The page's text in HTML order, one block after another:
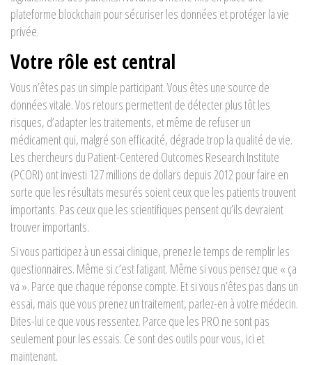
plateforme blockchain pour sécuriser les données et protéger la vie
privée.
Votre rôle est central
Vous n’êtes pas un simple participant. Vous êtes une source de
données vitale. Vos retours permettent de détecter plus tôt les
risques, d’adapter les traitements, et même de refuser un
médicament qui, malgré son efficacité, dégrade trop la qualité de vie.
Les chercheurs du Patient-Centered Outcomes Research Institute
(PCORI) ont investi 127 millions de dollars depuis 2012 pour faire en
sorte que les résultats mesurés soient ceux que les patients trouvent
importants. Pas ceux que les scientifiques pensent qu’ils devraient
trouver importants.
Si vous participez à un essai clinique, prenez le temps de remplir les
questionnaires. Même si c’est fatigant. Même si vous pensez que « ça
va ». Parce que chaque réponse compte. Et si vous n’êtes pas dans un
essai, mais que vous prenez un traitement, parlez-en à votre médecin.
Dites-lui ce que vous ressentez. Parce que les PRO ne sont pas
seulement pour les essais. Ce sont des outils pour vous, ici et
maintenant.